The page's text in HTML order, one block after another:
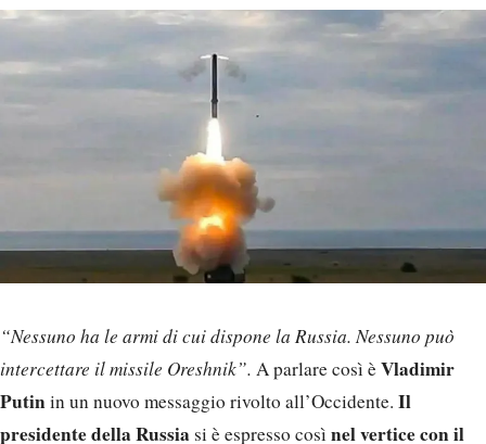
“Nessuno ha le armi di cui dispone la Russia. Nessuno può
intercettare il missile Oreshnik”. A parlare così èVladimir
Putinin un nuovo messaggio rivolto all’Occidente. Il
presidente della Russia si è espresso così nel vertice con il